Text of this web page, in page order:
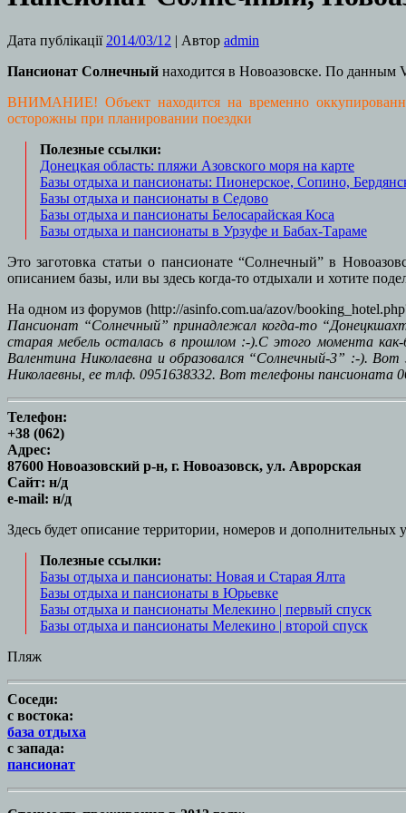
Дата публікації 2014/03/12 | Автор admin
Пансионат Солнечный находится в Новоазовске. По данным
ВНИМАНИЕ! Объект находится на временно
осторожны при планировании поездки
Полезные ссылки:
Донецкая область: пляжи Азовского моря на карте
Базы отдыха и пансионаты: Пионерское, Сопино,
Базы отдыха и пансионаты в Седово
Базы отдыха и пансионаты Белосарайская Коса
Базы отдыха и пансионаты в Урзуфе и Бабах-Тараме
Это заготовка статьи о пансионате “Солнечный” в
описанием базы, или вы здесь когда-то отдыхали и хотите
На одном из форумов (http://asinfo.com.ua/azov/
Пансионат “Солнечный” принадлежал когда-то
старая мебель осталась в прошлом :-).С этого момента
Валентина Николаевна и образовался “Солнечный-3” :-).
Николаевны, ее тлф. 0951638332. Вот телефоны пансионата
Телефон:
+38 (062)
Адрес:
87600 Новоазовский р-н, г. Новоазовск, ул. Аврорская
Сайт: н/д
e-mail: н/д
Здесь будет описание территории, номеров и дополнительных
Полезные ссылки:
Базы отдыха и пансионаты: Новая и Старая Ялта
Базы отдыха и пансионаты в Юрьевке
Базы отдыха и пансионаты Мелекино | первый спуск
Базы отдыха и пансионаты Мелекино | второй спуск
Пляж
Соседи:
с востока:
база отдыха
с запада:
пансионат